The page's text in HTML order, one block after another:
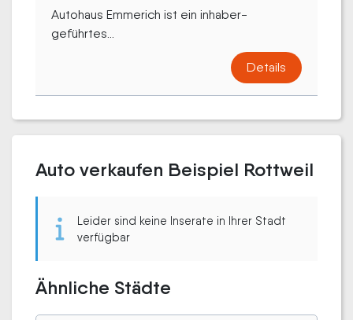
Autohaus Emmerich ist ein in­haber­
geführtes...
Details
Auto verkaufen Beispiel Rottweil
Leider sind keine Inserate in Ihrer Stadt
verfügbar
Ähnliche Städte